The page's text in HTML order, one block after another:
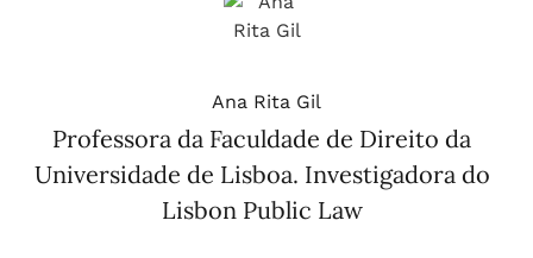
Ana Rita Gil
Professora da Faculdade de Direito da
Universidade de Lisboa. Investigadora do
Lisbon Public Law